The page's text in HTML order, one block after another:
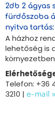
2db 2 ágyas
fürdőszoba
nyitva
A házhoz
lehetőség is
Telefon: +36
3210 |e-mail »